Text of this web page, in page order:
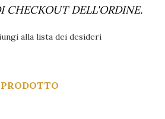
CHECKOUT DELL'ORDINE.
alla lista dei desideri